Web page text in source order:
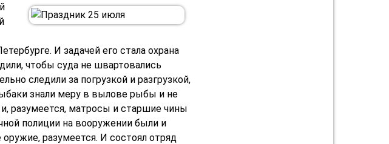
И задачей его стала охрана
чтобы суда не швартовались
следили за погрузкой и разгрузкой,
знали меру в вылове рыбы и не
и, разумеется, матросы и старшие чины
полиции на вооружении были и
разумеется. И состоял отряд